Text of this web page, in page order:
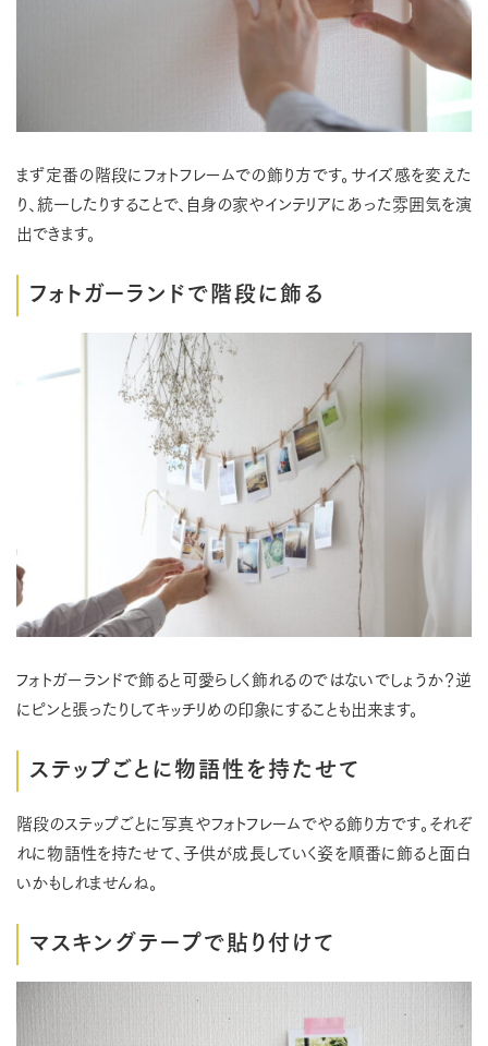
まず定番の階段にフォトフレームでの飾り方です。サイズ感を変えた
り、統一したりすることで、自身の家やインテリアにあった雰囲気を演
出できます。
フォトガーランドで階段に飾る
フォトガーランドで飾ると可愛らしく飾れるのではないでしょうか？逆
にピンと張ったりしてキッチリめの印象にすることも出来ます。
ステップごとに物語性を持たせて
階段のステップごとに写真やフォトフレームでやる飾り方です。それぞ
れに物語性を持たせて、子供が成長していく姿を順番に飾ると面白
いかもしれませんね。
マスキングテープで貼り付けて